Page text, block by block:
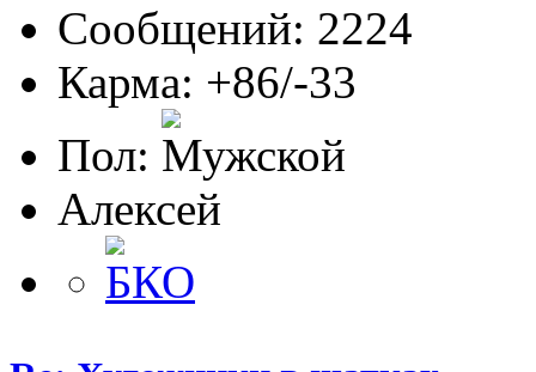
Сообщений: 2224
Карма: +86/-33
Пол:
Алексей